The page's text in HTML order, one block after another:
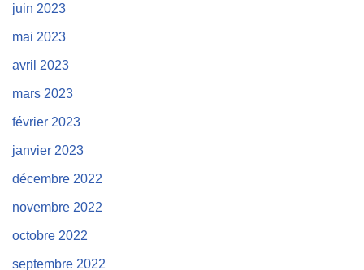
juin 2023
mai 2023
avril 2023
mars 2023
février 2023
janvier 2023
décembre 2022
novembre 2022
octobre 2022
septembre 2022